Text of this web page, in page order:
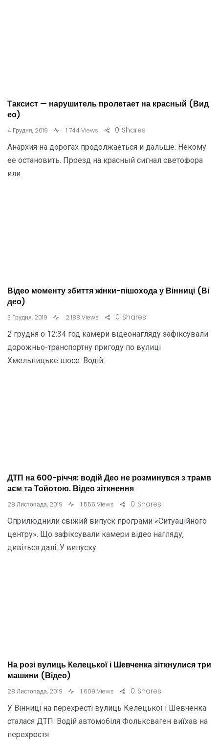
Таксист — нарушитель пролетает на красный (Вид
ео)
4 Грудня, 2019 1 744 Views Shares
0
Анархия на дорогах продолжаеться и дальше. Некому
ее остановить. Проезд на красный сигнал светофора
или
Відео моменту збиття жінки-пішохода у Вінниці (Ві
део)
3 Грудня, 2019 2 188 Views Shares
0
2 грудня о 12:34 год камери відеонагляду зафіксували
дорожньо-транспортну пригоду по вулиці
Хмельницьке шосе. Водій
ДТП на 600-річчя: водій Део не розминувся з трамв
аєм та Тойотою. Відео зіткнення
28 Листопада, 2019 1 556 Views Shares
0
Оприлюднили свіжий випуск програми «Ситуаційного
центру». Що зафіксували камери відео нагляду,
дивіться далі. У випуску
На розі вулиць Келецької і Шевченка зіткнулися три
машини (Відео)
28 Листопада, 2019 1 609 Views Shares
0
У Вінниці на перехресті вулиць Келецької і Шевченка
сталася ДТП. Водій автомобіля Фольксваген виїхав на
перехрестя